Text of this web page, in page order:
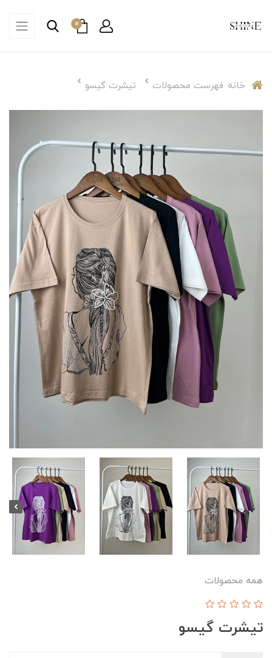
0
خانه فهرست محصولات تیشرت گیسو
همه محصولات
تیشرت گیسو